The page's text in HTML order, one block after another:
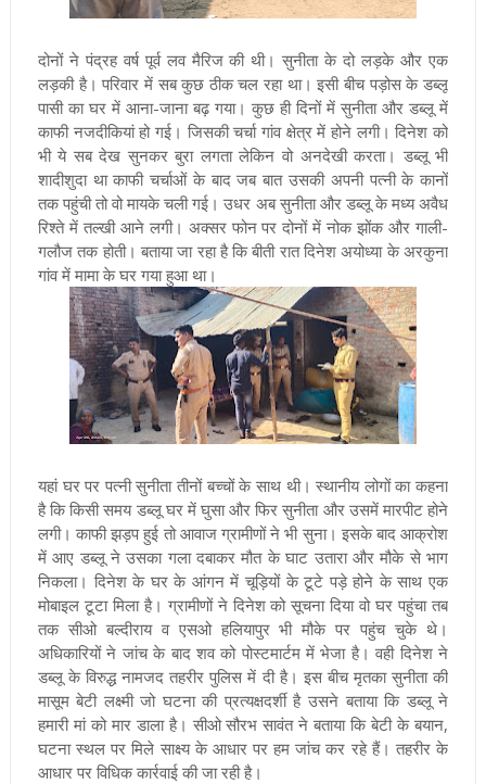
दोनों ने पंद्रह वर्ष पूर्व लव मैरिज की थी। सुनीता के दो लड़के और एक
लड़की है। परिवार में सब कुछ ठीक चल रहा था। इसी बीच पड़ोस के डब्लू
पासी का घर में आना-जाना बढ़ गया। कुछ ही दिनों में सुनीता और डब्लू में
काफी नजदीकियां हो गई। जिसकी चर्चा गांव क्षेत्र में होने लगी। दिनेश को
भी ये सब देख सुनकर बुरा लगता लेकिन वो अनदेखी करता। डब्लू भी
शादीशुदा था काफी चर्चाओं के बाद जब बात उसकी अपनी पत्नी के कानों
तक पहुंची तो वो मायके चली गई। उधर अब सुनीता और डब्लू के मध्य अवैध
रिश्ते में तल्खी आने लगी। अक्सर फोन पर दोनों में नोक झोंक और गाली-
गलौज तक होती। बताया जा रहा है कि बीती रात दिनेश अयोध्या के अरकुना
गांव में मामा के घर गया हुआ था।
यहां घर पर पत्नी सुनीता तीनों बच्चों के साथ थी। स्थानीय लोगों का कहना
है कि किसी समय डब्लू घर में घुसा और फिर सुनीता और उसमें मारपीट होने
लगी। काफी झड़प हुई तो आवाज ग्रामीणों ने भी सुना। इसके बाद आक्रोश
में आए डब्लू ने उसका गला दबाकर मौत के घाट उतारा और मौके से भाग
निकला। दिनेश के घर के आंगन में चूड़ियों के टूटे पड़े होने के साथ एक
मोबाइल टूटा मिला है। ग्रामीणों ने दिनेश को सूचना दिया वो घर पहुंचा तब
तक सीओ बल्दीराय व एसओ हलियापुर भी मौके पर पहुंच चुके थे।
अधिकारियों ने जांच के बाद शव को पोस्टमार्टम में भेजा है। वही दिनेश ने
डब्लू के विरुद्ध नामजद तहरीर पुलिस में दी है। इस बीच मृतका सुनीता की
मासूम बेटी लक्ष्मी जो घटना की प्रत्यक्षदर्शी है उसने बताया कि डब्लू ने
हमारी मां को मार डाला है। सीओ सौरभ सावंत ने बताया कि बेटी के बयान,
घटना स्थल पर मिले साक्ष्य के आधार पर हम जांच कर रहे हैं। तहरीर के
आधार पर विधिक कार्रवाई की जा रही है।